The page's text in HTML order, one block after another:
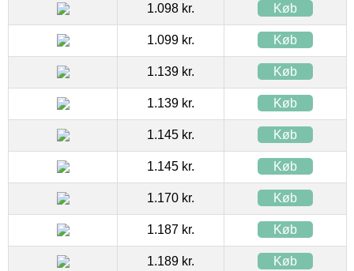
1.098 kr. Køb
1.099 kr. Køb
1.139 kr. Køb
1.139 kr. Køb
1.145 kr. Køb
1.145 kr. Køb
1.170 kr. Køb
1.187 kr. Køb
1.189 kr. Køb